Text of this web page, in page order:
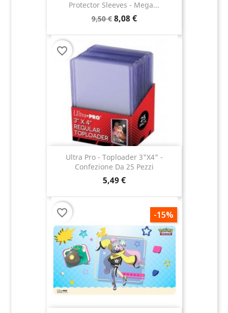
Protector Sleeves - Mega...
9,50 € 8,08 €
Ultra Pro - Toploader 3"x4" -
Confezione Da 25 Pezzi
5,49 €
favorite_border
-15%
favorite_border